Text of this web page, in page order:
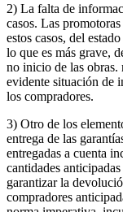
2) La falta de
casos. Las
estos casos, del
lo que es más grave,
no inicio de las obras.
evidente situación de
los compradores.
3) Otro de los
entrega de las
entregadas a cuenta
cantidades
garantizar la
compradores